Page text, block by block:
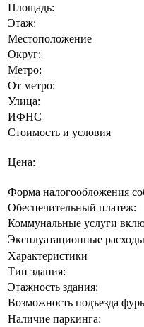
Площадь:
Этаж:
Местоположение
Округ:
Метро:
От метро:
Улица:
ИФНС
Стоимость и условия
Цена:
Форма налогообложения
Обеспечительный платеж:
Коммунальные услуги
Эксплуатационные
Характеристики
Тип здания:
Этажность здания:
Возможность подъезда
Наличие паркинга: